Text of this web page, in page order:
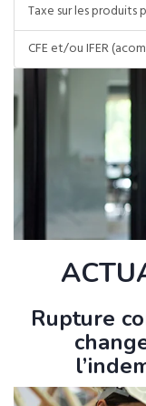
Taxe sur les
CFE et/ou IFER
Rupture